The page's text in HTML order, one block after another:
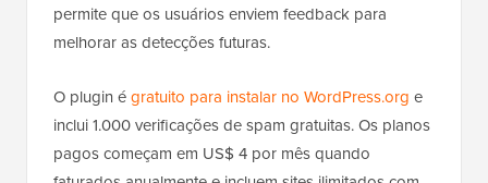
permite que os usuários enviem feedback para
melhorar as detecções futuras.
O plugin égratuito para instalar no WordPress.org e
inclui 1.000 verificações de spam gratuitas. Os planos
pagos começam em US$ 4 por mês quando